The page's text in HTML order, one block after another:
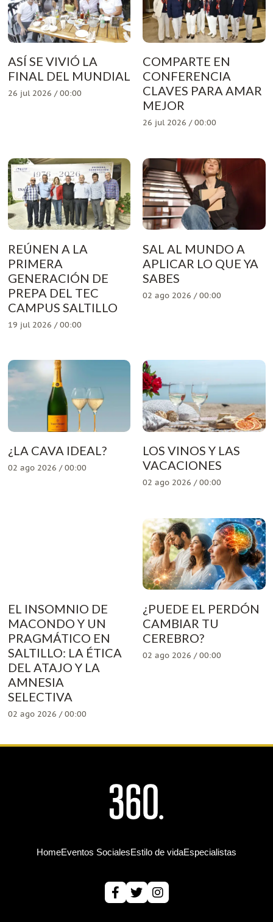
ASÍ SE VIVIÓ LA
FINAL DEL MUNDIAL
26 jul 2026 / 00:00
COMPARTE EN
CONFERENCIA
CLAVES PARA AMAR
MEJOR
26 jul 2026 / 00:00
REÚNEN A LA
PRIMERA
GENERACIÓN DE
PREPA DEL TEC
CAMPUS SALTILLO
19 jul 2026 / 00:00
SAL AL MUNDO A
APLICAR LO QUE YA
SABES
02 ago 2026 / 00:00
¿LA CAVA IDEAL?
02 ago 2026 / 00:00
LOS VINOS Y LAS
VACACIONES
02 ago 2026 / 00:00
EL INSOMNIO DE
MACONDO Y UN
PRAGMÁTICO EN
SALTILLO: LA ÉTICA
DEL ATAJO Y LA
AMNESIA
SELECTIVA
02 ago 2026 / 00:00
¿PUEDE EL PERDÓN
CAMBIAR TU
CEREBRO?
02 ago 2026 / 00:00
HomeEventos SocialesEstilo de vidaEspecialistas